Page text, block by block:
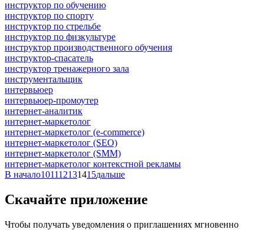
инструктор по обучению
инструктор по спорту
инструктор по стрельбе
инструктор по физкультуре
инструктор производственного обучения
инструктор-спасатель
инструктор тренажерного зала
инструментальщик
интервьюер
интервьюер-промоутер
интернет-аналитик
интернет-маркетолог
интернет-маркетолог (e-commerce)
интернет-маркетолог (SEO)
интернет-маркетолог (SMM)
интернет-маркетолог контекстной рекламы
В начало101112131415дальше
Скачайте приложение
Чтобы получать уведомления о приглашениях мгновенно